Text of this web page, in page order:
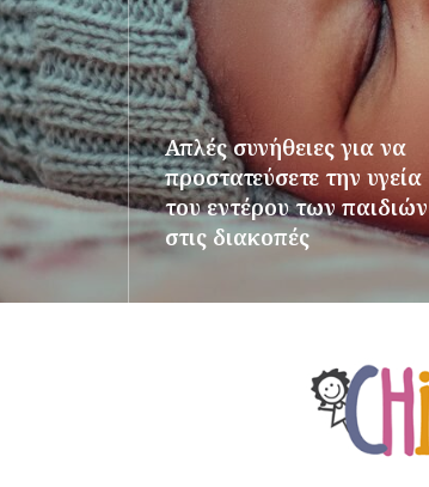
Απλές συνήθειες για να
προστατεύσετε την υγεία
του εντέρου των παιδιών
στις διακοπές